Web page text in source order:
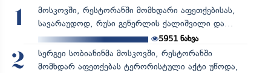
1
მოსკოვში, რესტორანში მომხდარი აფეთქებისას,
სავარაუდოდ, რუსი გენერლის ქალიშვილი და...
5951 ნახვა
2
სერგეი სობიანინმა მოსკოვში, რესტორანში
მომხდარ აფეთქებას ტერორისტული აქტი უწოდა,